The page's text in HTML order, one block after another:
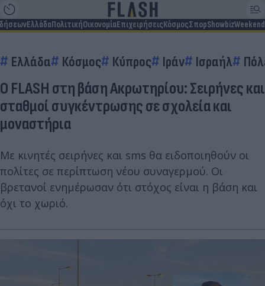
ΕλλάδαΠολιτικήΟικονομίαΕπιχειρήσειςΚόσμοςΣπορShowbizWeekend
Ελλάδα Κόσμος Κύπρος Ιράν Ισραήλ
O FLASH στη βάση Ακρωτηρίου: Σειρήνες και
σταθμοί συγκέντρωσης σε σχολεία και
μοναστήρια
Με κινητές σειρήνες και sms θα ειδοποιηθούν οι
πολίτες σε περίπτωση νέου συναγερμού. Οι
βρετανοί ενημέρωσαν ότι στόχος είναι η βάση και
όχι το χωριό.